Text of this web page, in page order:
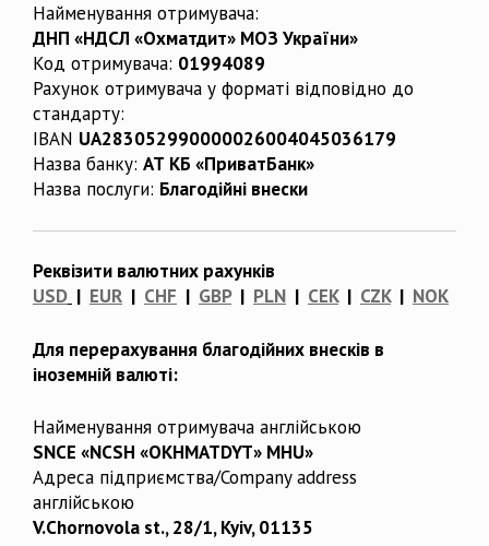
Найменування отримувача:
ДНП «НДСЛ «Охматдит» МОЗ України»
Код отримувача: 01994089
Рахунок отримувача у форматі відповідно до
стандарту:
IBAN UA283052990000026004045036179
Назва банку: АТ КБ «ПриватБанк»
Назва послуги: Благодійні внески
Реквізити валютних рахунків
USD | EUR | CHF | GBP| PLN | CEK| CZK| NOK
Для перерахування благодійних внесків в
іноземній валюті:
Найменування отримувача англійською
SNCE «NCSH «OKHMATDYT» MHU»
Адреса підприємства/Company address
англійською
V.Chornovola st., 28/1, Kyiv, 01135